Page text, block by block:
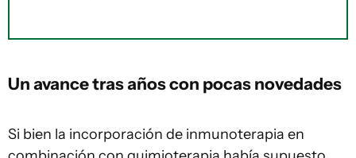
Un avance tras años con pocas novedades
Si bien la incorporación de inmunoterapia en